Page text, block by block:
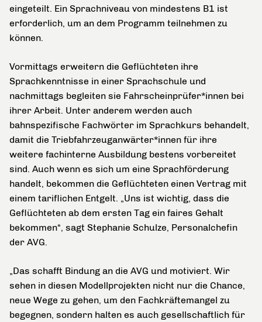
eingeteilt. Ein Sprachniveau von mindestens B1 ist
erforderlich, um an dem Programm teilnehmen zu
können.
Vormittags erweitern die Geflüchteten ihre
Sprachkenntnisse in einer Sprachschule und
nachmittags begleiten sie Fahrscheinprüfer*innen bei
ihrer Arbeit. Unter anderem werden auch
bahnspezifische Fachwörter im Sprachkurs behandelt,
damit die Triebfahrzeuganwärter*innen für ihre
weitere fachinterne Ausbildung bestens vorbereitet
sind. Auch wenn es sich um eine Sprachförderung
handelt, bekommen die Geflüchteten einen Vertrag mit
einem tariflichen Entgelt. „Uns ist wichtig, dass die
Geflüchteten ab dem ersten Tag ein faires Gehalt
bekommen“, sagt Stephanie Schulze, Personalchefin
der AVG.
„Das schafft Bindung an die AVG und motiviert. Wir
sehen in diesen Modellprojekten nicht nur die Chance,
neue Wege zu gehen, um den Fachkräftemangel zu
begegnen, sondern halten es auch gesellschaftlich für